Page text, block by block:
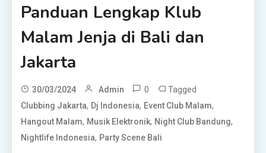
Panduan Lengkap Klub
Malam Jenja di Bali dan
Jakarta
30/03/2024 Admin 0 Tagged
Clubbing Jakarta, Dj Indonesia, Event Club Malam,
Hangout Malam, Musik Elektronik, Night Club Bandung,
Nightlife Indonesia, Party Scene Bali